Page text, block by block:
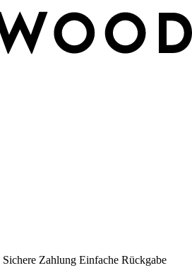
Sichere Zahlung Einfache Rückgabe